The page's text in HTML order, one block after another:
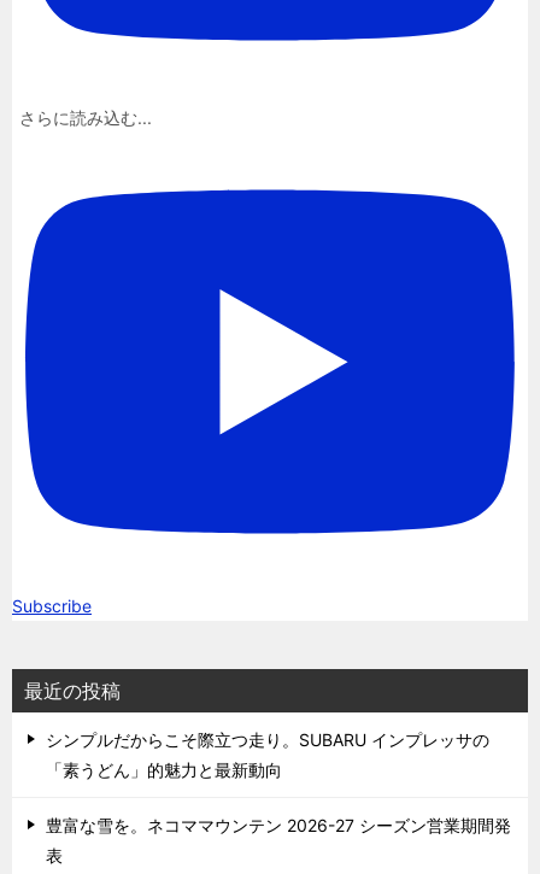
さらに読み込む...
Subscribe
最近の投稿
シンプルだからこそ際立つ走り。SUBARU インプレッサの
「素うどん」的魅力と最新動向
豊富な雪を。ネコママウンテン 2026-27 シーズン営業期間発
表